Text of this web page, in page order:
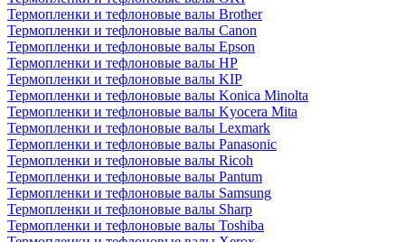
Термопленки и тефлоновые валы Brother
Термопленки и тефлоновые валы Canon
Термопленки и тефлоновые валы Epson
Термопленки и тефлоновые валы HP
Термопленки и тефлоновые валы KIP
Термопленки и тефлоновые валы Konica Minolta
Термопленки и тефлоновые валы Kyocera Mita
Термопленки и тефлоновые валы Lexmark
Термопленки и тефлоновые валы Panasonic
Термопленки и тефлоновые валы Ricoh
Термопленки и тефлоновые валы Pantum
Термопленки и тефлоновые валы Samsung
Термопленки и тефлоновые валы Sharp
Термопленки и тефлоновые валы Toshiba